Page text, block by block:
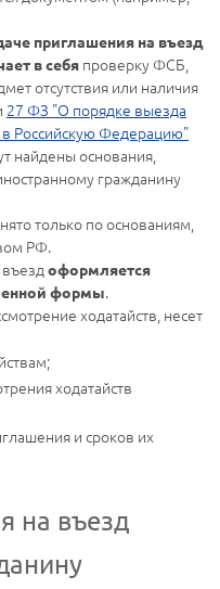
приглашения на въезд
в себя проверку ФСБ,
отсутствия или наличия
27 ФЗ "О порядке выезда
Российскую Федерацию"
найдены основания,
гражданину
только по основаниям,
РФ.
оформляется
формы.
ходатайств, несет
ходатайств
и сроков их
на въезд